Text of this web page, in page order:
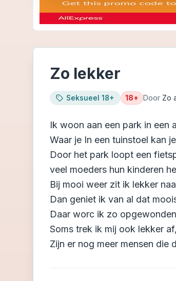
Zo lekker
Seksueel 18+ 18+ Door Zo
Ik woon aan een park in een
Waar je In een tuinstoel kan
Door het park loopt een
veel moeders hun kinderen
Bij mooi weer zit ik lekker
Dan geniet ik van al dat
Daar worc ik zo
Soms trek ik mij ook lekker
Zijn er nog meer mensen die